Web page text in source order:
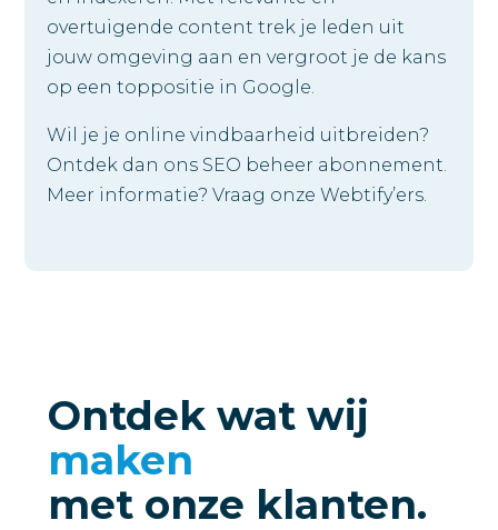
overtuigende content trek je leden uit
jouw omgeving aan en vergroot je de kans
op een toppositie in Google.
Wil je je online vindbaarheid uitbreiden?
Ontdek dan ons SEO beheer abonnement.
Meer informatie? Vraag onze Webtify’ers.
Ontdek wat wij
maken
met onze klanten.